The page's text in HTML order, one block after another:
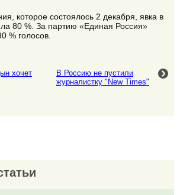
которое состоялось 2 декабря, явка в
80 %. За партию «Единая Россия»
% голосов.
хочет
В Россию не пустили
журналистку "New Times"